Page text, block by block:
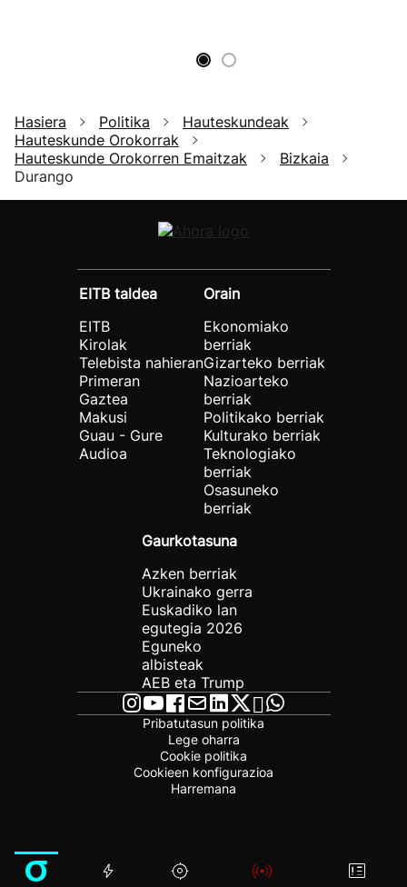
Hasiera Politika
Hauteskundeak
Hauteskunde Orokorrak
Hauteskunde Orokorren Emaitzak
Bizkaia
Durango
EITB taldea
EITB
Kirolak
Telebista nahieran
Primeran
Gaztea
Makusi
Guau - Gure
Audioa
Orain
Ekonomiako
berriak
Gizarteko berriak
Nazioarteko
berriak
Politikako berriak
Kulturako berriak
Teknologiako
berriak
Osasuneko
berriak
Gaurkotasuna
Azken berriak
Ukrainako gerra
Euskadiko lan
egutegia 2026
Eguneko
albisteak
AEB eta Trump
Pribatutasun politika
Lege oharra
Cookie politika
Cookieen konfigurazioa
Harremana